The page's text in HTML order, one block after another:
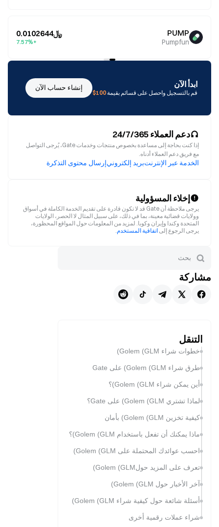
PUMP
Pumpfun
﷼0.0102644
+7.57%
ابدأ الآن
قم بالتسجيل واحصل على قسائم بقيمة100$
إنشاء حساب الآن
دعم العملاء 24/7/365
إذا كنت بحاجة إلى مساعدة بخصوص منتجات وخدمات Gate، يُرجى التواصل
مع فريق دعم العملاء أدناه.
الخدمة عبر الإنترنتبريد إلكترونيإرسال محتوى التذكرة
إخلاء المسؤولية
يرجى ملاحظة أن Gate قد لا تكون قادرة على تقديم الخدمة الكاملة في أسواق
وولايات قضائية معينة، بما في ذلك، على سبيل المثال لا الحصر، الولايات
المتحدة وكندا وإيران وكوبا. لمزيد من المعلومات حول المواقع المحظورة،
يرجى الرجوع إلى اتفاقية المستخدم
مشاركة
التنقل
خطوات شراء Golem (GLM)
طرق شراء Golem (GLM) على Gate
أين يمكن شراء Golem (GLM)؟
لماذا تشتري Golem (GLM) على Gate؟
كيفية تخزين Golem (GLM) بأمان
ماذا يمكنك أن تفعل باستخدام Golem (GLM)؟
احسب عوائدك المحتملة على Golem (GLM)
تعرف على المزيد حولGolem (GLM)
آخر الأخبار حول Golem (GLM)
أسئلة شائعة حول كيفية شراء Golem (GLM)
شراء عملات رقمية أخرى